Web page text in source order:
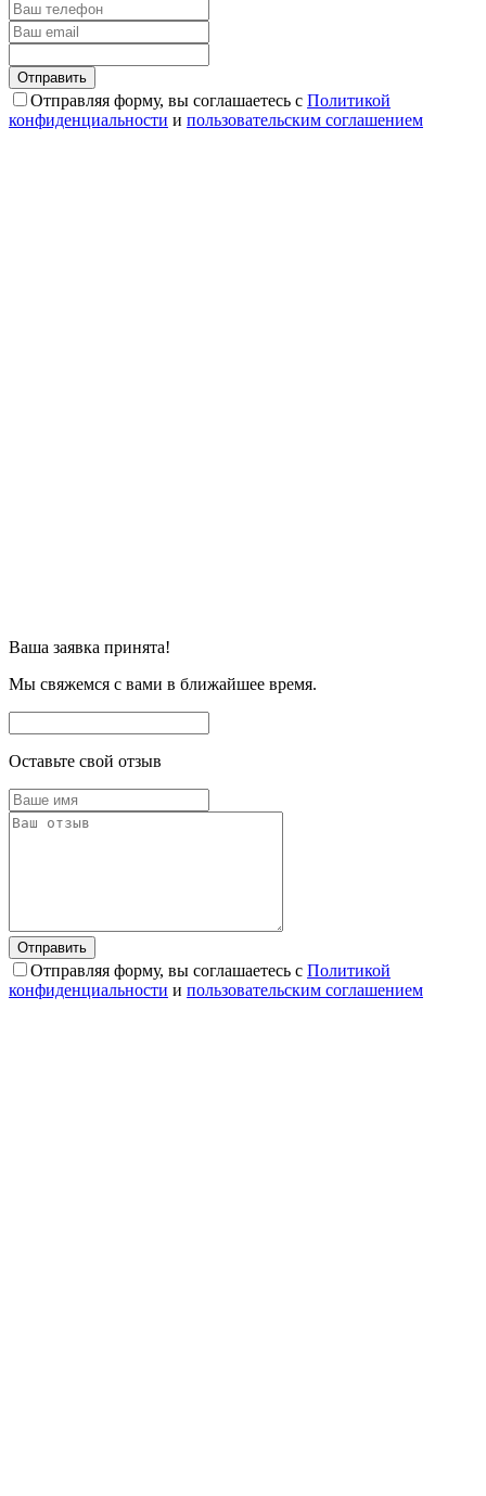
Отправляя форму, вы соглашаетесь с Политикой
конфиденциальности и пользовательским соглашением
Ваша заявка принята!
Мы свяжемся с вами в ближайшее время.
Оставьте свой отзыв
Отправляя форму, вы соглашаетесь с Политикой
конфиденциальности и пользовательским соглашением